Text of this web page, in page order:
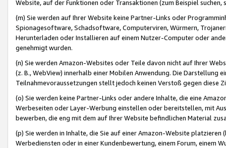
Website, auf der Funktionen oder Transaktionen (zum Beispiel
(m) Sie werden auf Ihrer Website keine Partner-Links oder
Spionagesoftware, Schadsoftware, Computerviren, Würmern,
Herunterladen oder Installieren auf einem Nutzer-Computer oder
genehmigt wurden.
(n) Sie werden Amazon-Websites oder Teile davon nicht auf Ihrer
(z. B., WebView) innerhalb einer Mobilen Anwendung. Die Darstellung
Teilnahmevoraussetzungen stellt jedoch keinen Verstoß gegen diese
(o) Sie werden keine Partner-Links oder andere Inhalte, die eine
Werbeseiten oder Layer-Werbung einstellen oder bereitstellen, mit
bewerben, die eng mit dem auf Ihrer Website befindlichen Material
(p) Sie werden in Inhalte, die Sie auf einer Amazon-Website
Werbediensten oder in einer Kundenbewertung, einem Forum, einem